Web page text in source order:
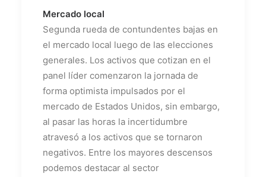
Mercado local
Segunda rueda de contundentes bajas en
el mercado local luego de las elecciones
generales. Los activos que cotizan en el
panel líder comenzaron la jornada de
forma optimista impulsados por el
mercado de Estados Unidos, sin embargo,
al pasar las horas la incertidumbre
atravesó a los activos que se tornaron
negativos. Entre los mayores descensos
podemos destacar al sector